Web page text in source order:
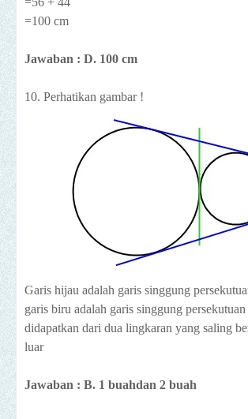
=100 cm
Jawaban : D. 100 cm
10. Perhatikan gambar !
Garis hijau adalah garis singgung
garis biru adalah garis singgung
didapatkan dari dua lingkaran yang saling
luar
Jawaban : B. 1 buahdan 2 buah